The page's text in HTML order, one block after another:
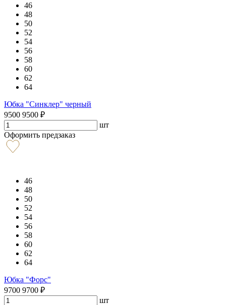
46
48
50
52
54
56
58
60
62
64
Юбка "Синклер" черный
9500 9500 ₽
шт
Оформить предзаказ
46
48
50
52
54
56
58
60
62
64
Юбка "Форс"
9700 9700 ₽
шт